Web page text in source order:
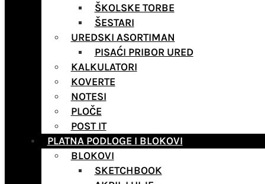
ŠKOLSKE TORBE
ŠESTARI
UREDSKI ASORTIMAN
PISAĆI PRIBOR URED
KALKULATORI
KOVERTE
NOTESI
PLOČE
POST IT
PLATNA PODLOGE I BLOKOVI
BLOKOVI
SKETCHBOOK